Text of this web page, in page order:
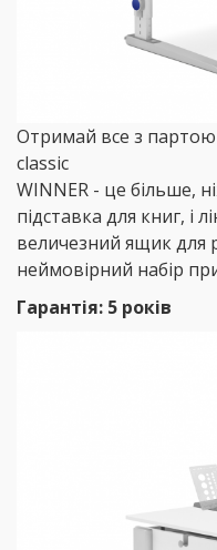
Отримай все з партою
classic
WINNER - це більше,
підставка для книг, і
величезний ящик для
неймовірний набір
Гарантія: 5 років